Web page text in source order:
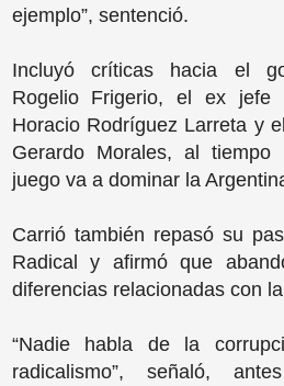
ejemplo”, sentenció.
Incluyó críticas hacia el
Rogelio Frigerio, el ex jefe
Horacio Rodríguez Larreta y
Gerardo Morales, al tiempo
juego va a dominar la
Carrió también repasó su
Radical y afirmó que
diferencias relacionadas con
“Nadie habla de la
radicalismo”, señaló,